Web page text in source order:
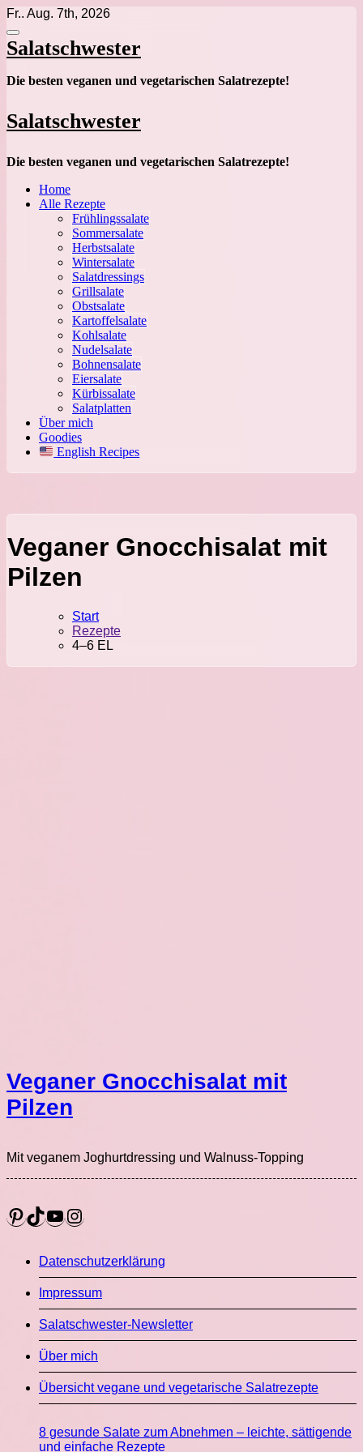
Zum
Inhalt
springen
Fr.. Aug. 7th, 2026
Salatschwester
Die besten veganen und vegetarischen Salatrezepte!
Salatschwester
Die besten veganen und vegetarischen Salatrezepte!
Home
Alle Rezepte
Frühlingssalate
Sommersalate
Herbstsalate
Wintersalate
Salatdressings
Grillsalate
Obstsalate
Kartoffelsalate
Kohlsalate
Nudelsalate
Bohnensalate
Eiersalate
Kürbissalate
Salatplatten
Über mich
Goodies
English Recipes
Veganer Gnocchisalat mit
Pilzen
Start
Rezepte
4–6 EL
Veganer Gnocchisalat mit
Pilzen
Mit veganem Joghurtdressing und Walnuss-Topping
Pinterest
TikTok
YouTube
Instagram
Datenschutzerklärung
Impressum
Salatschwester-Newsletter
Über mich
Übersicht vegane und vegetarische Salatrezepte
8 gesunde Salate zum Abnehmen – leichte, sättigende
und einfache Rezepte